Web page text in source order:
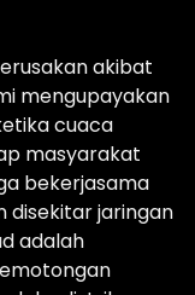
akibat
mengupayakan
cuaca
masyarakat
bekerjasama
disekitar jaringan
adalah